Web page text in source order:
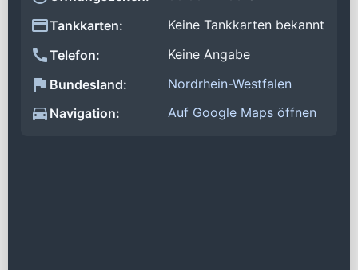
Tankkarten:
Keine Tankkarten bekannt
Telefon:
Keine Angabe
Bundesland:
Nordrhein-Westfalen
Navigation:
Auf Google Maps öffnen